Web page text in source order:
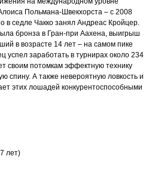
Польмана-Швекхорста – с 2008
в седле Чакко занял Андреас Кройцер.
бронза в Гран-при Аахена, выигрыш
в возрасте 14 лет – на самом пике
заработать в турнирах около 234
своим потомкам эффектную технику
спину. А также невероятную ловкость и
этих лошадей конкурентоспособными
лет)